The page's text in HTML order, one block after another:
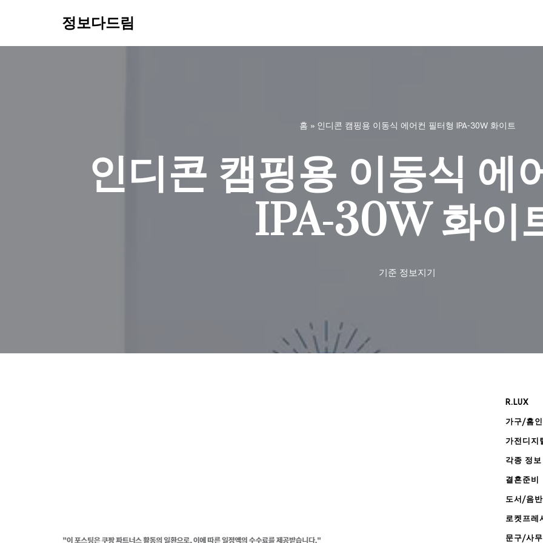
정보다드림
홈 » 인디콘 캠핑용 이동식 에어컨 필터형 IPA-30W 화이트
인디콘 캠핑용 이동식 에
IPA-30W 화이
기준 정보지기
R.LUX
가구/홈
가전디지
각종 정보
결혼준비
도서/음반
로켓프레
문구/사